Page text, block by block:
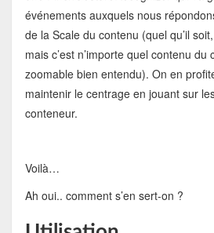
événements auxquels nous
de la Scale du contenu (quel qu’il
mais c’est n’importe quel contenu
zoomable bien entendu). On en
maintenir le centrage en jouant sur
conteneur.
Voilà…
Ah oui.. comment s’en sert-on ?